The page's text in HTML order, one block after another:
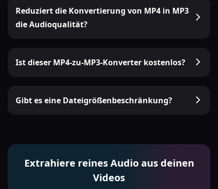
Reduziert die Konvertierung von MP4 in MP3
die Audioqualität?
Ist dieser MP4-zu-MP3-Konverter kostenlos?
Gibt es eine Dateigrößenbeschränkung?
Extrahiere reines Audio aus deinen
Videos